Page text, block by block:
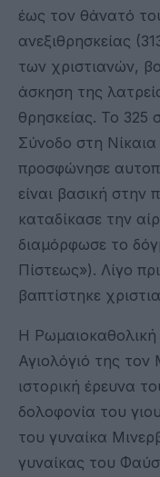
έως τον θάνατό
ανεξιθρησκείας
των χριστιανών,
άσκηση της
θρησκείας. Το 325
Σύνοδο στη
προσφώνησε
είναι βασική στην
καταδίκασε την
διαμόρφωσε το
Πίστεως»). Λίγο
βαπτίστηκε
Η Ρωμαιοκαθολική
Αγιολόγιό της
ιστορική έρευνα
δολοφονία του
του γυναίκα
γυναίκας του